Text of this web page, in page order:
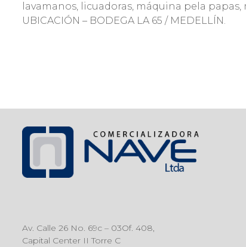
lavamanos, licuadoras, máquina pela
UBICACIÓN – BODEGA LA 65 / MEDELLÍN.
Av. Calle 26 No. 69c – 03Of. 408,
Capital Center II Torre C